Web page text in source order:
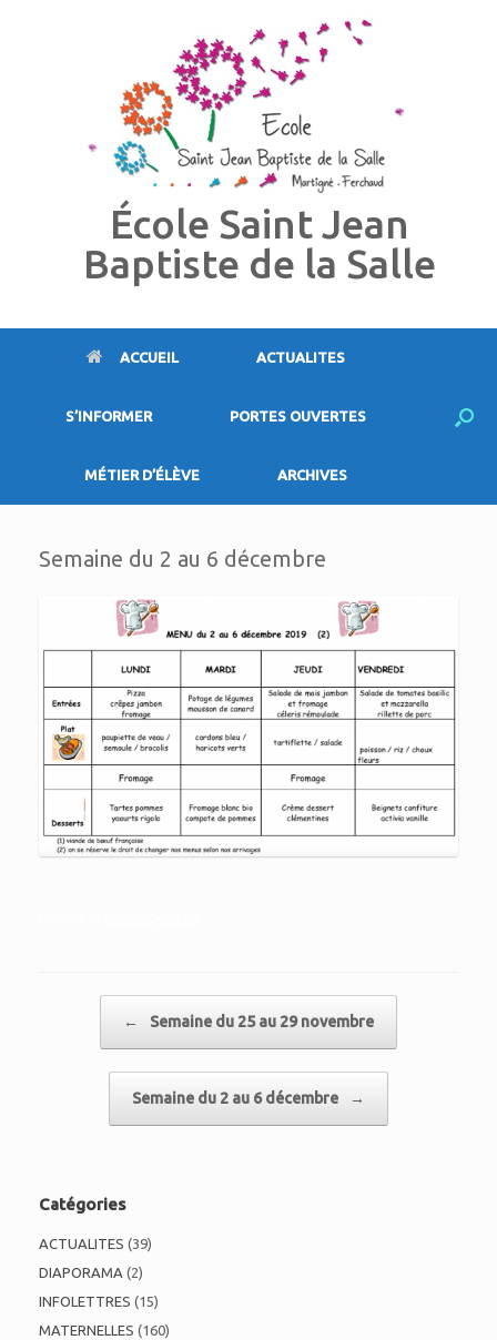
École Saint Jean
Baptiste de la Salle
ACCUEIL ACTUALITES
S’INFORMER PORTES OUVERTES
MÉTIER D’ÉLÈVE ARCHIVES
Semaine du 2 au 6 décembre
← Semaine du 25 au 29 novembre
Semaine du 2 au 6 décembre →
Catégories
ACTUALITES (39)
DIAPORAMA (2)
INFOLETTRES (15)
MATERNELLES (160)